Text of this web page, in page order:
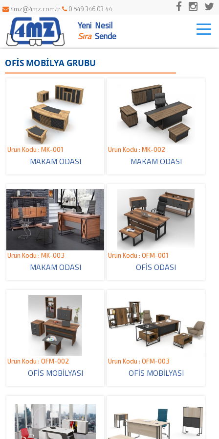
4mz@4mz.com.tr 0 549 346 03 44
Yeni Nesil
SıraSende
OFİS MOBİLYA GRUBU
Urun Kodu : MK-001
MAKAM ODASI
Urun Kodu : MK-002
MAKAM ODASI
Urun Kodu : MK-003
MAKAM ODASI
Urun Kodu : OFM-001
OFİS ODASI
Urun Kodu : OFM-002
OFİS MOBİLYASI
Urun Kodu : OFM-003
OFİS MOBİLYASI